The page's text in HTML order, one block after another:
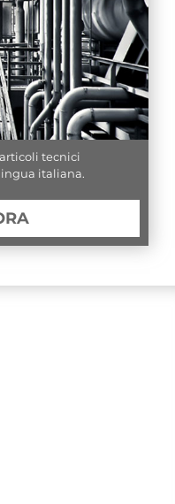
tecnici
italiana.